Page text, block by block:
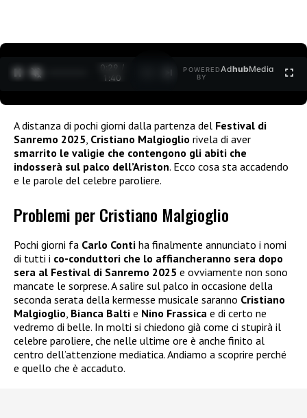
0:30 /
1:40
POWERED
BY
AdhubMedia
A distanza di pochi giorni dalla partenza del Festival di
Sanremo 2025 Cristiano Malgioglio rivela di aver
smarrito le valigie che contengono gli abiti che
indosserà sul palco dell’Ariston. Ecco cosa sta accadendo
e le parole del celebre paroliere.
Problemi per Cristiano Malgioglio
Pochi giorni fa Carlo Conti ha finalmente annunciato i nomi
di tutti i co-conduttori che lo affiancheranno sera dopo
sera al Festival di Sanremo 2025 e ovviamente non sono
mancate le sorprese. A salire sul palco in occasione della
seconda serata della kermesse musicale saranno Cristiano
Malgioglio, Bianca Balti e Nino Frassica e di certo ne
vedremo di belle. In molti si chiedono già come ci stupirà il
celebre paroliere, che nelle ultime ore è anche finito al
centro dell’attenzione mediatica. Andiamo a scoprire perché
e quello che è accaduto.